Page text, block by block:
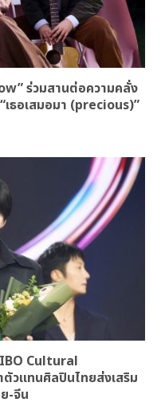
ร่วมสานต่อความคลั่ง
ธอเสมอมา (precious)”
Cultural
แทนศิลปินไทยส่งเสริม
-จีน